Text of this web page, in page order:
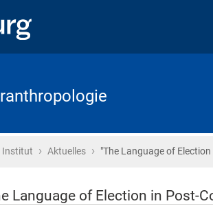
Institut › Aktuelles › "The Language of Election
Language of Election in Post-